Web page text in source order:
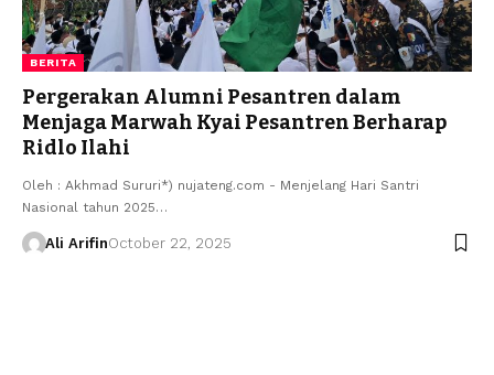
BERITA
Pergerakan Alumni Pesantren dalam
Menjaga Marwah Kyai Pesantren Berharap
Ridlo Ilahi
Oleh : Akhmad Sururi*) nujateng.com - Menjelang Hari Santri
Nasional tahun 2025…
Ali ArifinOctober 22, 2025